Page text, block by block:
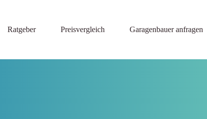
Ratgeber
Preisvergleich Garagenbauer anfragen